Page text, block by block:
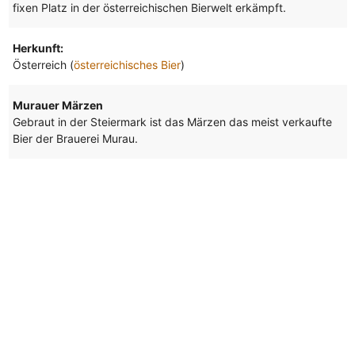
fixen Platz in der österreichischen Bierwelt erkämpft.
Herkunft:
Österreich (österreichisches Bier)
Murauer Märzen
Gebraut in der Steiermark ist das Märzen das meist verkaufte
Bier der Brauerei Murau.